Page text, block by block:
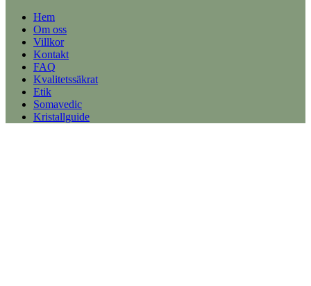
Hem
Om oss
Villkor
Kontakt
FAQ
Kvalitetssäkrat
Etik
Somavedic
Kristallguide